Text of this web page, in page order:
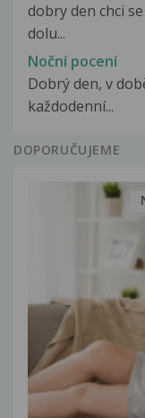
dobry den chci
dolu...
Noční pocení
Dobrý den, v
každodenní...
DOPORUČUJEME